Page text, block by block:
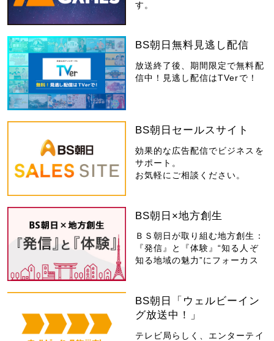
す。
BS朝日無料見逃し配信
放送終了後、期間限定で無料配
信中！見逃し配信はTVerで！
BS朝日セールスサイト
効果的な広告配信でビジネスを
サポート。
お気軽にご相談ください。
BS朝日×地方創生
ＢＳ朝日が取り組む地方創生：
『発信』と『体験』“知る人ぞ
知る地域の魅力”にフォーカス
BS朝日「ウェルビーイン
グ放送中！」
テレビ局らしく、エンターテイ